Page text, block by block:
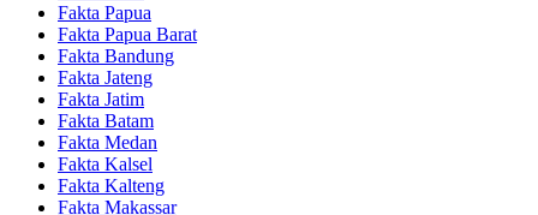
Fakta Papua
Fakta Papua Barat
Fakta Bandung
Fakta Jateng
Fakta Jatim
Fakta Batam
Fakta Medan
Fakta Kalsel
Fakta Kalteng
Fakta Makassar